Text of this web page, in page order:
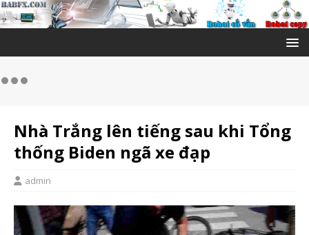
Nhà Trắng lên tiếng sau khi Tổng
thống Biden ngã xe đạp
admin